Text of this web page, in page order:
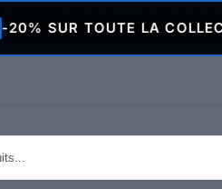
LA COLLECTION AVEC